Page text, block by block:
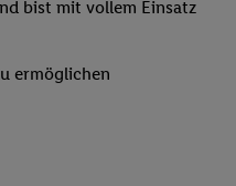
bist mit vollem Einsatz
ermöglichen